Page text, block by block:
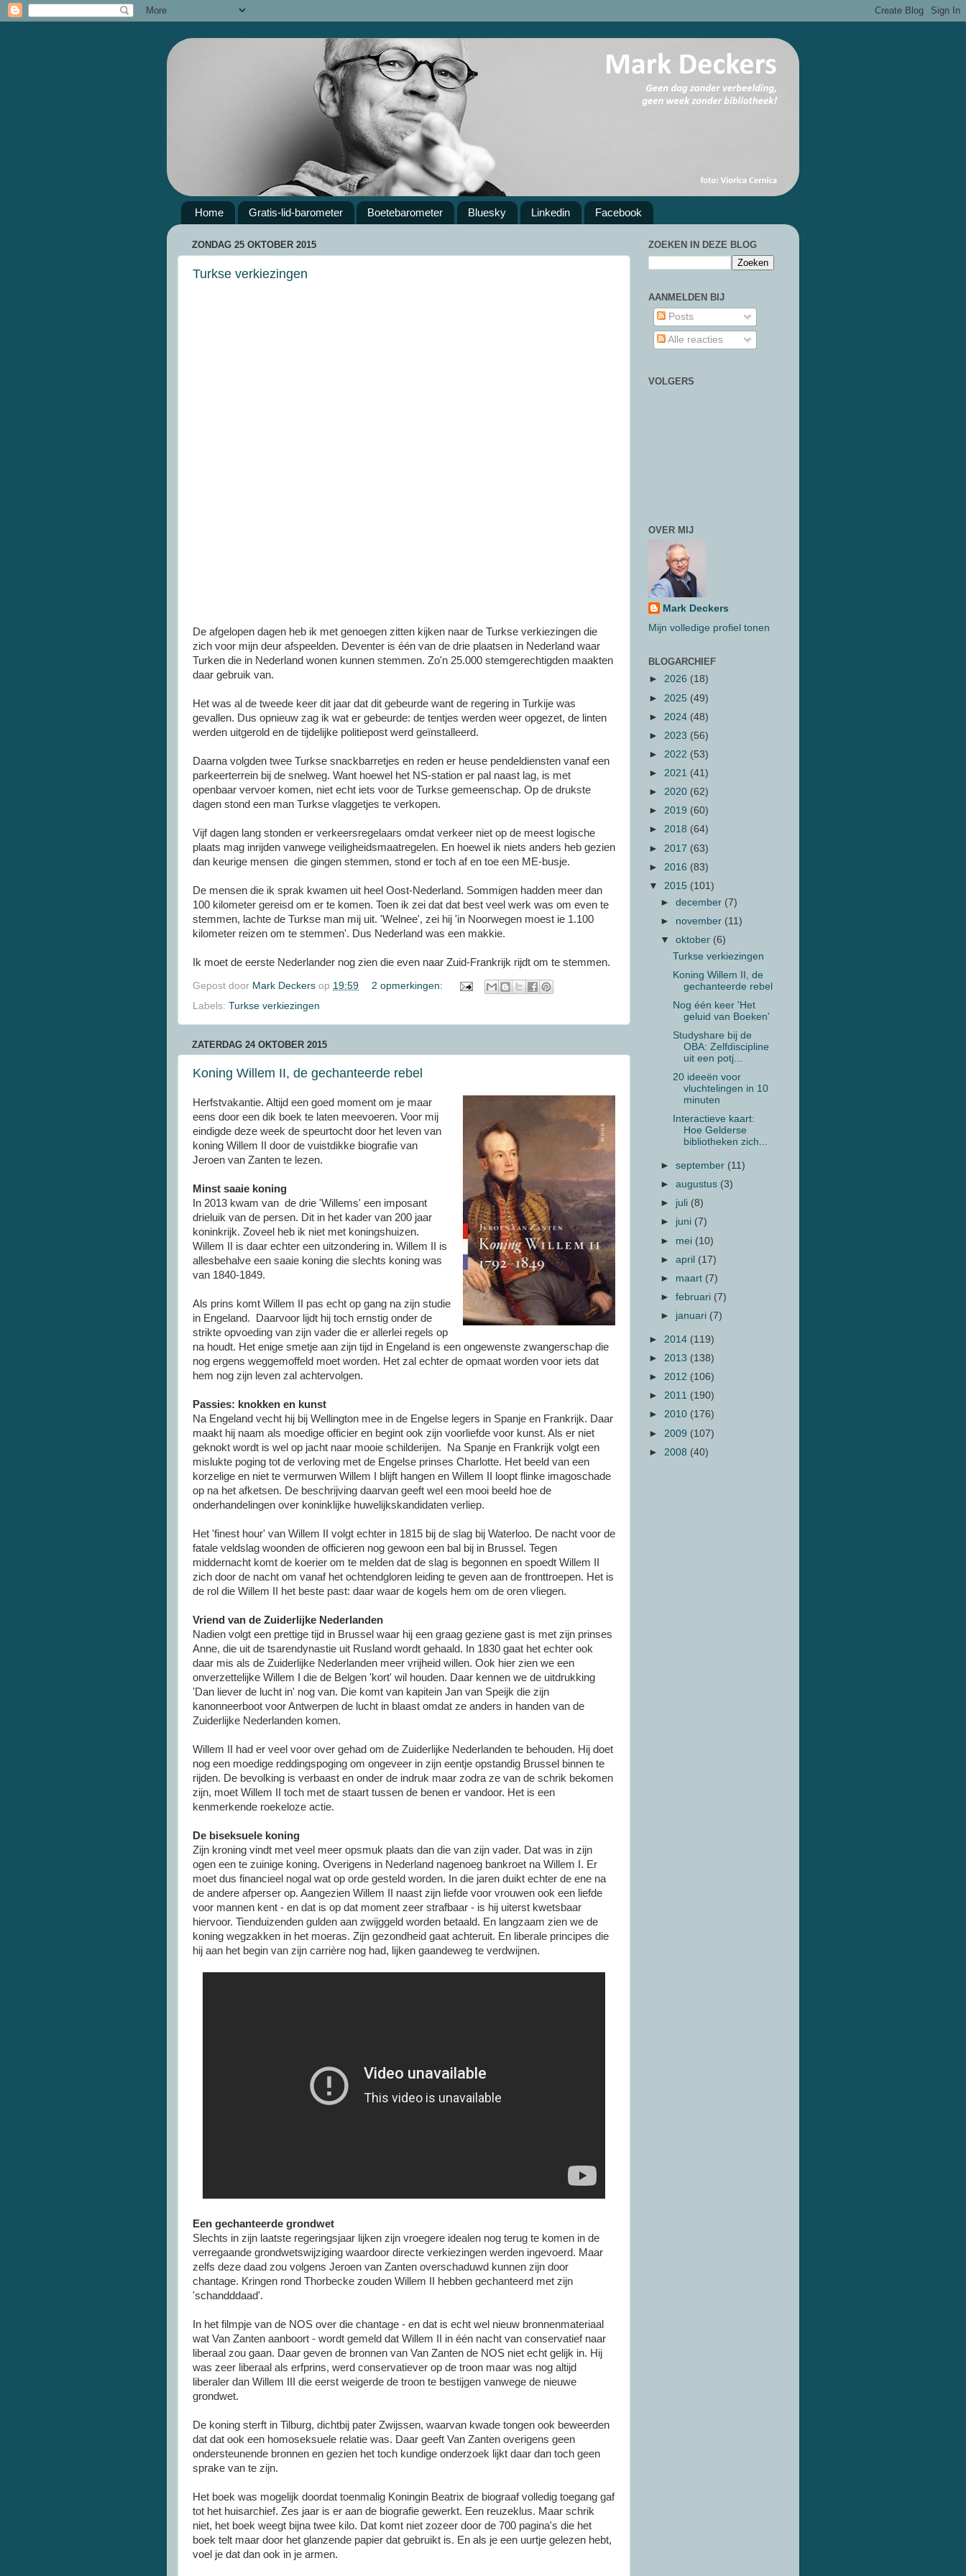
Home Gratis-lid-barometer Boetebarometer Bluesky Linkedin Facebook
ZONDAG 25 OKTOBER 2015
Turkse verkiezingen
De afgelopen dagen heb ik met genoegen zitten kijken naar de Turkse verkiezingen die
zich voor mijn deur afspeelden. Deventer is één van de drie plaatsen in Nederland waar
Turken die in Nederland wonen kunnen stemmen. Zo'n 25.000 stemgerechtigden maakten
daar gebruik van.
Het was al de tweede keer dit jaar dat dit gebeurde want de regering in Turkije was
gevallen. Dus opnieuw zag ik wat er gebeurde: de tentjes werden weer opgezet, de linten
werden uitgerold en de tijdelijke politiepost werd geïnstalleerd.
Daarna volgden twee Turkse snackbarretjes en reden er heuse pendeldiensten vanaf een
parkeerterrein bij de snelweg. Want hoewel het NS-station er pal naast lag, is met
openbaar vervoer komen, niet echt iets voor de Turkse gemeenschap. Op de drukste
dagen stond een man Turkse vlaggetjes te verkopen.
Vijf dagen lang stonden er verkeersregelaars omdat verkeer niet op de meest logische
plaats mag inrijden vanwege veiligheidsmaatregelen. En hoewel ik niets anders heb gezien
dan keurige mensen die gingen stemmen, stond er toch af en toe een ME-busje.
De mensen die ik sprak kwamen uit heel Oost-Nederland. Sommigen hadden meer dan
100 kilometer gereisd om er te komen. Toen ik zei dat dat best veel werk was om even te
stemmen, lachte de Turkse man mij uit. 'Welnee', zei hij 'in Noorwegen moest ie 1.100
kilometer reizen om te stemmen'. Dus Nederland was een makkie.
Ik moet de eerste Nederlander nog zien die even naar Zuid-Frankrijk rijdt om te stemmen.
Gepost door Mark Deckers op 19:59
2 opmerkingen:
Labels: Turkse verkiezingen
ZATERDAG 24 OKTOBER 2015
Koning Willem II, de gechanteerde rebel
Herfstvakantie. Altijd een goed moment om je maar
eens door een dik boek te laten meevoeren. Voor mij
eindigde deze week de speurtocht door het leven van
koning Willem II door de vuistdikke biografie van
Jeroen van Zanten te lezen.
Minst saaie koning
In 2013 kwam van de drie 'Willems' een imposant
drieluik van de persen. Dit in het kader van 200 jaar
koninkrijk. Zoveel heb ik niet met koningshuizen.
Willem II is daar echter een uitzondering in. Willem II is
allesbehalve een saaie koning die slechts koning was
van 1840-1849.
Als prins komt Willem II pas echt op gang na zijn studie
in Engeland. Daarvoor lijdt hij toch ernstig onder de
strikte opvoeding van zijn vader die er allerlei regels op
na houdt. Het enige smetje aan zijn tijd in Engeland is een ongewenste zwangerschap die
nog ergens weggemoffeld moet worden. Het zal echter de opmaat worden voor iets dat
hem nog zijn leven zal achtervolgen.
Passies: knokken en kunst
Na Engeland vecht hij bij Wellington mee in de Engelse legers in Spanje en Frankrijk. Daar
maakt hij naam als moedige officier en begint ook zijn voorliefde voor kunst. Als er niet
geknokt wordt is wel op jacht naar mooie schilderijen. Na Spanje en Frankrijk volgt een
mislukte poging tot de verloving met de Engelse prinses Charlotte. Het beeld van een
korzelige en niet te vermurwen Willem I blijft hangen en Willem II loopt flinke imagoschade
op na het afketsen. De beschrijving daarvan geeft wel een mooi beeld hoe de
onderhandelingen over koninklijke huwelijkskandidaten verliep.
Het 'finest hour' van Willem II volgt echter in 1815 bij de slag bij Waterloo. De nacht voor de
fatale veldslag woonden de officieren nog gewoon een bal bij in Brussel. Tegen
middernacht komt de koerier om te melden dat de slag is begonnen en spoedt Willem II
zich door de nacht om vanaf het ochtendgloren leiding te geven aan de fronttroepen. Het is
de rol die Willem II het beste past: daar waar de kogels hem om de oren vliegen.
Vriend van de Zuiderlijke Nederlanden
Nadien volgt een prettige tijd in Brussel waar hij een graag geziene gast is met zijn prinses
Anne, die uit de tsarendynastie uit Rusland wordt gehaald. In 1830 gaat het echter ook
daar mis als de Zuiderlijke Nederlanden meer vrijheid willen. Ook hier zien we een
onverzettelijke Willem I die de Belgen 'kort' wil houden. Daar kennen we de uitdrukking
'Dan liever de lucht in' nog van. Die komt van kapitein Jan van Speijk die zijn
kanonneerboot voor Antwerpen de lucht in blaast omdat ze anders in handen van de
Zuiderlijke Nederlanden komen.
Willem II had er veel voor over gehad om de Zuiderlijke Nederlanden te behouden. Hij doet
nog een moedige reddingspoging om ongeveer in zijn eentje opstandig Brussel binnen te
rijden. De bevolking is verbaast en onder de indruk maar zodra ze van de schrik bekomen
zijn, moet Willem II toch met de staart tussen de benen er vandoor. Het is een
kenmerkende roekeloze actie.
De biseksuele koning
Zijn kroning vindt met veel meer opsmuk plaats dan die van zijn vader. Dat was in zijn
ogen een te zuinige koning. Overigens in Nederland nagenoeg bankroet na Willem I. Er
moet dus financieel nogal wat op orde gesteld worden. In die jaren duikt echter de ene na
de andere afperser op. Aangezien Willem II naast zijn liefde voor vrouwen ook een liefde
voor mannen kent - en dat is op dat moment zeer strafbaar - is hij uiterst kwetsbaar
hiervoor. Tienduizenden gulden aan zwijggeld worden betaald. En langzaam zien we de
koning wegzakken in het moeras. Zijn gezondheid gaat achteruit. En liberale principes die
hij aan het begin van zijn carrière nog had, lijken gaandeweg te verdwijnen.
Een gechanteerde grondwet
Slechts in zijn laatste regeringsjaar lijken zijn vroegere idealen nog terug te komen in de
verregaande grondwetswijziging waardoor directe verkiezingen werden ingevoerd. Maar
zelfs deze daad zou volgens Jeroen van Zanten overschaduwd kunnen zijn door
chantage. Kringen rond Thorbecke zouden Willem II hebben gechanteerd met zijn
'schandddaad'.
In het filmpje van de NOS over die chantage - en dat is echt wel nieuw bronnenmateriaal
wat Van Zanten aanboort - wordt gemeld dat Willem II in één nacht van conservatief naar
liberaal zou gaan. Daar geven de bronnen van Van Zanten de NOS niet echt gelijk in. Hij
was zeer liberaal als erfprins, werd conservatiever op de troon maar was nog altijd
liberaler dan Willem III die eerst weigerde de troon te bestijgen vanwege de nieuwe
grondwet.
De koning sterft in Tilburg, dichtbij pater Zwijssen, waarvan kwade tongen ook beweerden
dat dat ook een homoseksuele relatie was. Daar geeft Van Zanten overigens geen
ondersteunende bronnen en gezien het toch kundige onderzoek lijkt daar dan toch geen
sprake van te zijn.
Het boek was mogelijk doordat toenmalig Koningin Beatrix de biograaf volledig toegang gaf
tot het huisarchief. Zes jaar is er aan de biografie gewerkt. Een reuzeklus. Maar schrik
niet, het boek weegt bijna twee kilo. Dat komt niet zozeer door de 700 pagina's die het
boek telt maar door het glanzende papier dat gebruikt is. En als je een uurtje gelezen hebt,
voel je dat dan ook in je armen.
ZOEKEN IN DEZE BLOG
AANMELDEN BIJ
Posts
Alle reacties
VOLGERS
OVER MIJ
Mark Deckers
Mijn volledige profiel tonen
BLOGARCHIEF
► 2026 (18)
► 2025 (49)
► 2024 (48)
► 2023 (56)
► 2022 (53)
► 2021 (41)
► 2020 (62)
► 2019 (60)
► 2018 (64)
► 2017 (63)
► 2016 (83)
▼ 2015 (101)
►december (7)
► november (11)
▼oktober (6)
Turkse verkiezingen
Koning Willem II, de
gechanteerde rebel
Nog één keer 'Het
geluid van Boeken'
Studyshare bij de
OBA: Zelfdiscipline
uit een potj...
20 ideeën voor
vluchtelingen in 10
minuten
Interactieve kaart:
Hoe Gelderse
bibliotheken zich...
►september (11)
►augustus (3)
► juli (8)
► juni (7)
► mei (10)
►april (17)
► maart (7)
►februari (7)
► januari (7)
► 2014 (119)
► 2013 (138)
► 2012 (106)
► 2011 (190)
► 2010 (176)
► 2009 (107)
► 2008 (40)